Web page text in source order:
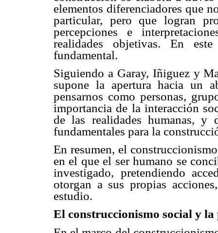
elementos diferenciadores que
particular, pero que logran
percepciones e
realidades objetivas. En
fundamental.
Siguiendo a Garay, Iñiguez y
supone la apertura hacia un
pensarnos como personas,
importancia de la interacción
de las realidades humanas,
fundamentales para la
En resumen, el
en el que el ser humano se
investigado, pretendiendo
otorgan a sus propias
estudio.
El construccionismo social y